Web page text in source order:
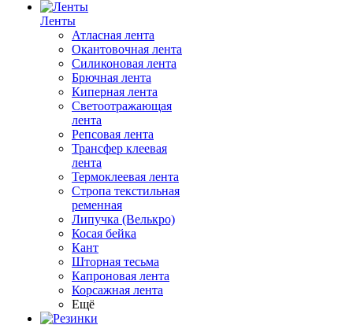
Ленты
Атласная лента
Окантовочная лента
Силиконовая лента
Брючная лента
Киперная лента
Светоотражающая
лента
Репсовая лента
Трансфер клеевая
лента
Термоклеевая лента
Стропа текстильная
ременная
Липучка (Велькро)
Косая бейка
Кант
Шторная тесьма
Капроновая лента
Корсажная лента
Ещё